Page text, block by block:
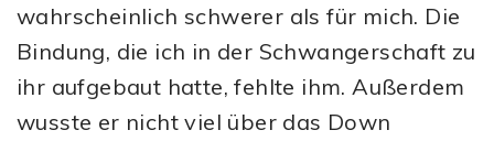
wahrscheinlich schwerer als für mich. Die
Bindung, die ich in der Schwangerschaft zu
ihr aufgebaut hatte, fehlte ihm. Außerdem
wusste er nicht viel über das Down